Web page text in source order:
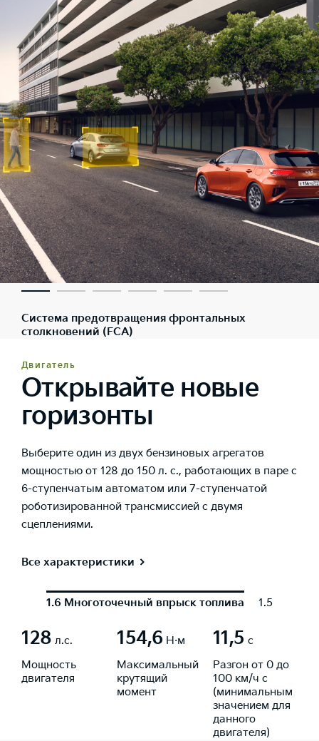
Система предотвращения фронтальных
столкновений (FCA)
Двигатель
Открывайте новые
горизонты
Выберите один из двух бензиновых агрегатов
мощностью от 128 до 150 л. с., работающих в паре с
6-ступенчатым автоматом или 7-ступенчатой
роботизированной трансмиссией с двумя
сцеплениями.
Все характеристики
1.6 Многоточечный впрыск топлива 1.5 с
128 л.с.
Мощность
двигателя
154,6Н·м
Максимальный
крутящий
момент
11,5 с
Разгон от 0 до
100 км/ч с
(минимальным
значением для
данного
двигателя)